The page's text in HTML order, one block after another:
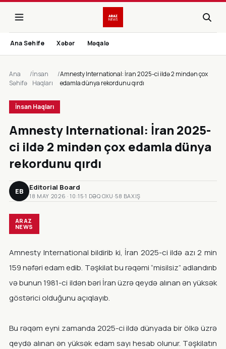
Ana Sehife Xəbər Məqalə
Ana
Səhifə
/İnsan
Haqları
/Amnesty International: İran 2025-ci ildə 2 mindən çox
edamla dünya rekordunu qırdı
İnsan Haqları
Amnesty International: İran 2025-
ci ildə 2 mindən çox edamla dünya
rekordunu qırdı
EB Editorial Board
18 MAY 2026 · 10:15·1 DƏQ OXU ·58 BAXIŞ
ARAZ
NEWS
Amnesty International bildirib ki, İran 2025-ci ildə azı 2 min
159 nəfəri edam edib. Təşkilat bu rəqəmi “misilsiz” adlandırıb
və bunun 1981-ci ildən bəri İran üzrə qeydə alınan ən yüksək
göstərici olduğunu açıqlayıb.
Bu rəqəm eyni zamanda 2025-ci ildə dünyada bir ölkə üzrə
qeydə alınan ən yüksək edam sayı hesab olunur. Təşkilatın